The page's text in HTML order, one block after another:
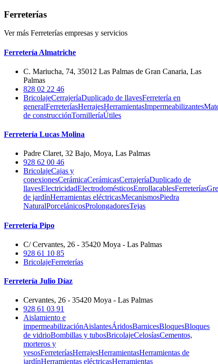
Ferreterías
Ver más Ferreterías empresas y servicios
Ferretería Almatriche
C. Mariucha, 74, 35012 Las Palmas de Gran Canaria, Las
Palmas
828 02 22 46
BricolajeCerrajeríaDuplicado de llavesFerretería en
generalFerreteríasHerrajesHerramientasImpermeabilizantes
de construcciónTornilleríaÚtiles
Ferretería Lucas Molina
Padre Claret, 32 Bajo, Moya, Las Palmas
928 62 00 46
BricolajeCajas y
conexionesCerámicaCerámicasCerrajeríaDuplicado de
llavesElectricidadElectrodomésticosEnrollacablesFerreterías
de jardínHerramientas eléctricasMecanismosPiedra
NaturalPorcelánicosProlongadoresTejas
Ferretería Pipo
C/ Cervantes, 26 - 35420 Moya - Las Palmas
928 61 10 85
BricolajeFerreterías
Ferretería Julio Díaz
Cervantes, 26 - 35420 Moya - Las Palmas
928 61 03 91
Aislamiento e
impermeabilizaciónAislantesÁridosBarnicesBloquesBloques
de vidrioBombillas y tubosBricolajeCelosíasCementos,
morteros y
yesosFerreteríasHerrajesHerramientasHerramientas de
jardínHerramientas eléctricasHerramientas